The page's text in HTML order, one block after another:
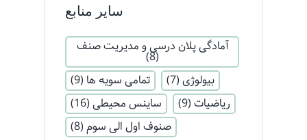
سایر منابع
آمادگی پلان درسی و مدیریت صنف
(8)
بیولوژی (7) تمامی سویه ها (9)
ریاضیات (9) ساینس محیطی (16)
صنوف اول الی سوم (8)